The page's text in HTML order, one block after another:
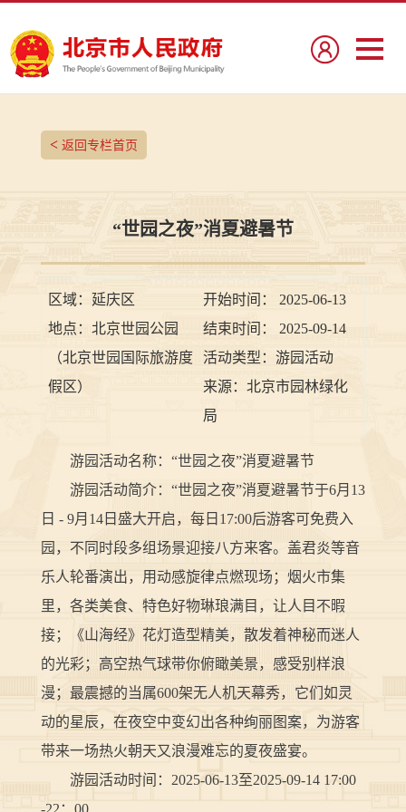
<返回专栏首页
“世园之夜”消夏避暑节
区域： 延庆区 开始时间：
2025-06-13
地点： 北京世园公园
（北京世园国际旅游度
假区）
结束时间：
2025-09-14
活动类型： 游园活动
来源： 北京市园林绿化
局
游园活动名称：“世园之夜”消夏避暑节
游园活动简介：“世园之夜”消夏避暑节于6月13
日 - 9月14日盛大开启，每日17:00后游客可免费入
园，不同时段多组场景迎接八方来客。盖君炎等音
乐人轮番演出，用动感旋律点燃现场；烟火市集
里，各类美食、特色好物琳琅满目，让人目不暇
接；《山海经》花灯造型精美，散发着神秘而迷人
的光彩；高空热气球带你俯瞰美景，感受别样浪
漫；最震撼的当属600架无人机天幕秀，它们如灵
动的星辰，在夜空中变幻出各种绚丽图案，为游客
带来一场热火朝天又浪漫难忘的夏夜盛宴。
游园活动时间：2025-06-13至2025-09-14 17:00